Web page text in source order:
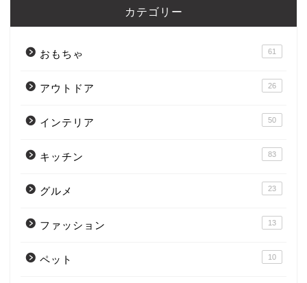
カテゴリー
おもちゃ 61
アウトドア 26
インテリア 50
キッチン 83
グルメ 23
ファッション 13
ペット 10